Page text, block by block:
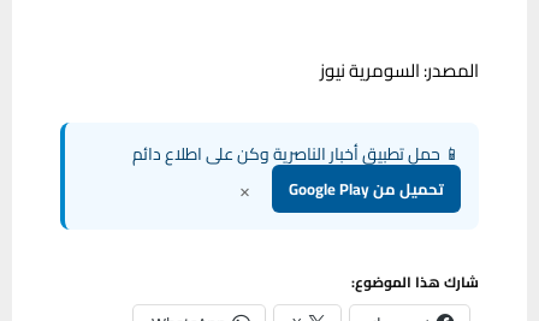
المصدر: السومرية نيوز
📱 حمل تطبيق أخبار الناصرية وكن على اطلاع دائم
تحميل من Google Play ×
شارك هذا الموضوع: